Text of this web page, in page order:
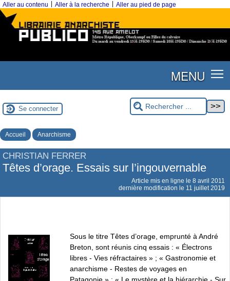
Aller au contenu Aller à la recherche Aller au pied de page
MENU
Se connecter
Accueil Anarchisme
CHRISTIAN FERRER
Têtes d’orage. Essais sur l’ingouvernable
Article mis en ligne le 8 avril 2011
dernière modification le 11 juillet 2019
Sous le titre Têtes d’orage, emprunté à André
Breton, sont réunis cinq essais : « Électrons
libres - Vies réfractaires » ; « Gastronomie et
anarchisme - Restes de voyages en